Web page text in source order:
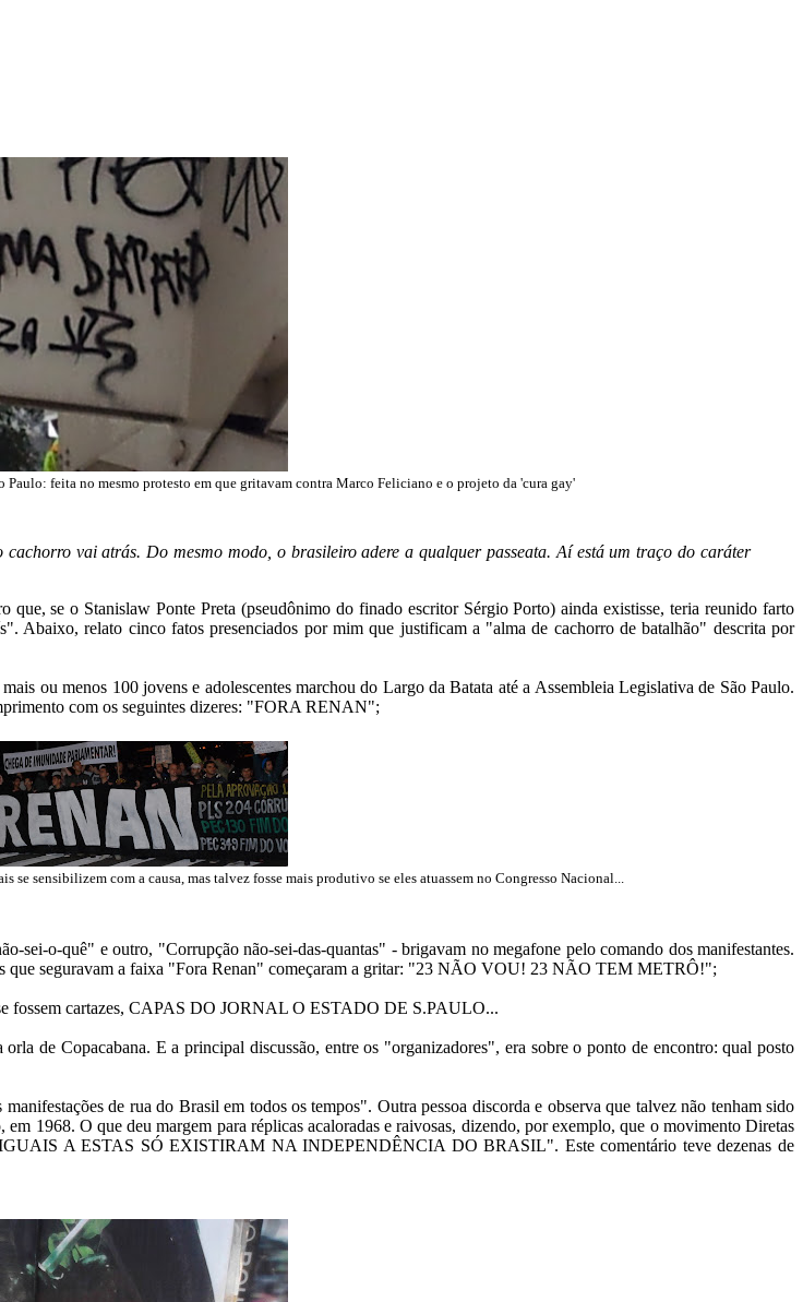
Paulo: feita no mesmo protesto em que gritavam contra Marco Feliciano e o projeto da 'cura gay'
vai atrás. Do mesmo modo, o brasileiro adere a qualquer passeata. Aí está um traço do caráter
que, se o Stanislaw Ponte Preta (pseudônimo do finado escritor Sérgio Porto) ainda existisse, teria reunido farto
Abaixo, relato cinco fatos presenciados por mim que justificam a "alma de cachorro de batalhão" descrita por
ou menos 100 jovens e adolescentes marchou do Largo da Batata até a Assembleia Legislativa de São Paulo.
com os seguintes dizeres: "FORA RENAN";
sensibilizem com a causa, mas talvez fosse mais produtivo se eles atuassem no Congresso Nacional...
sei-o-quê" e outro, "Corrupção não-sei-das-quantas" - brigavam no megafone pelo comando dos manifestantes.
que seguravam a faixa "Fora Renan" começaram a gritar: "23 NÃO VOU! 23 NÃO TEM METRÔ!";
fossem cartazes, CAPAS DO JORNAL O ESTADO DE S.PAULO...
de Copacabana. E a principal discussão, entre os "organizadores", era sobre o ponto de encontro: qual posto
de rua do Brasil em todos os tempos". Outra pessoa discorda e observa que talvez não tenham sido
1968. O que deu margem para réplicas acaloradas e raivosas, dizendo, por exemplo, que o movimento Diretas
A ESTAS SÓ EXISTIRAM NA INDEPENDÊNCIA DO BRASIL". Este comentário teve dezenas de